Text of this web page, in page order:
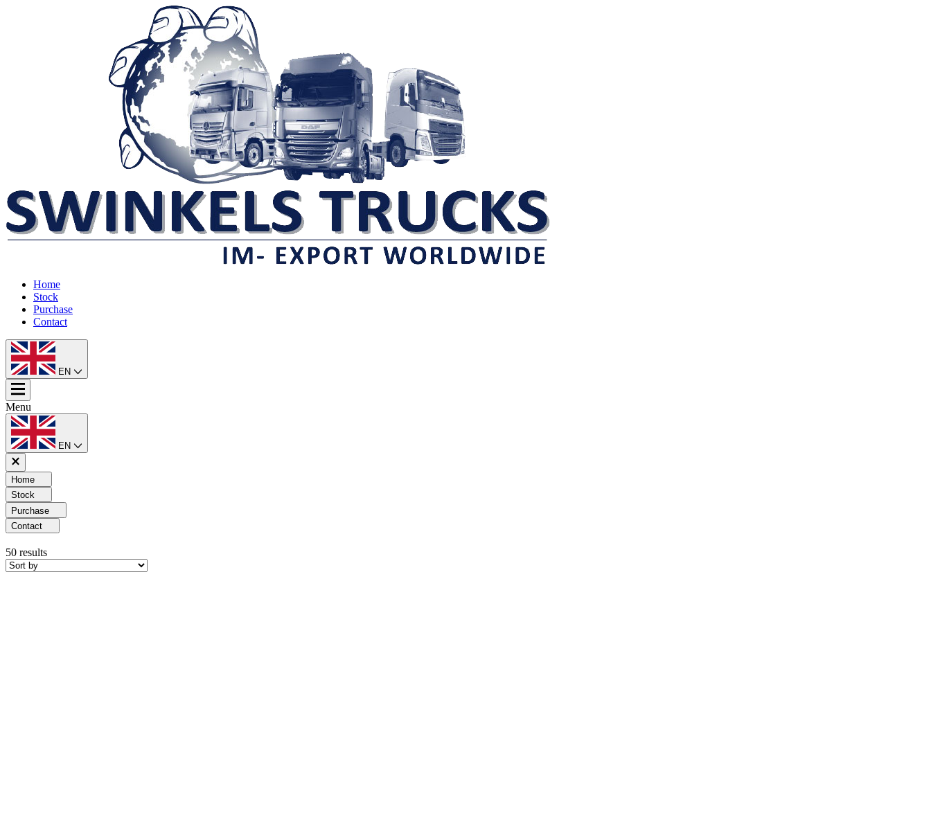
Home
Stock
Purchase
Contact
EN
Menu
EN
Home
Stock
Purchase
Contact
50 results